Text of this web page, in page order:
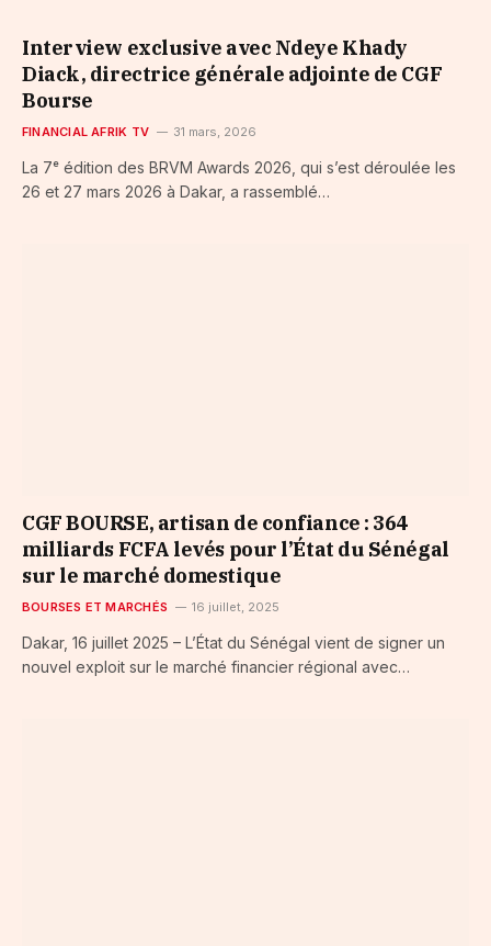
Interview exclusive avec Ndeye Khady
Diack, directrice générale adjointe de CGF
Bourse
FINANCIAL AFRIK TV 31 mars, 2026
La 7ᵉ édition des BRVM Awards 2026, qui s’est déroulée les
26 et 27 mars 2026 à Dakar, a rassemblé…
CGF BOURSE, artisan de confiance : 364
milliards FCFA levés pour l’État du Sénégal
sur le marché domestique
BOURSES ET MARCHÉS 16 juillet, 2025
Dakar, 16 juillet 2025 – L’État du Sénégal vient de signer un
nouvel exploit sur le marché financier régional avec…